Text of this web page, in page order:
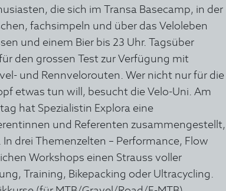
die sich im Transa Basecamp, in der
fachsimpeln und über das Veloleben
und einem Bier bis 23 Uhr. Tagsüber
den grossen Test zur Verfügung mit
und Rennvelorouten. Wer nicht nur für die
etwas tun will, besucht die Velo-Uni. Am
hat Spezialistin Explora eine
und Referenten zusammengestellt,
drei Themenzelten – Performance, Flow
Workshops einen Strauss voller
Training, Bikepacking oder Ultracycling.